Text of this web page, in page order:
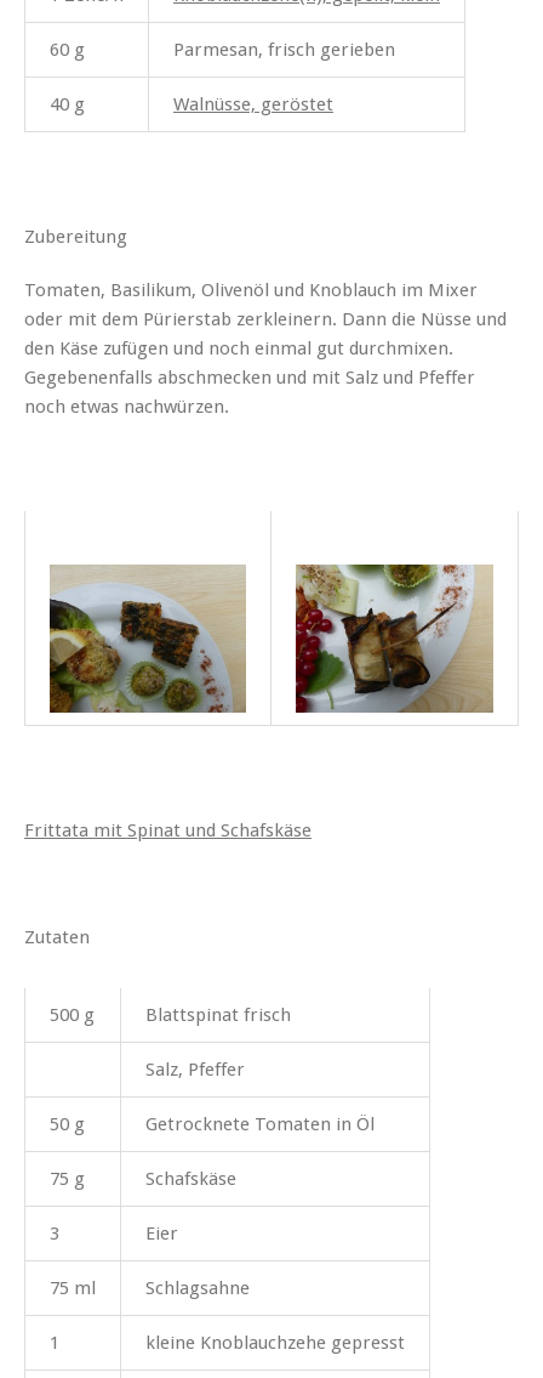
60 g Parmesan, frisch gerieben
40 g Walnüsse, geröstet
Zubereitung
Tomaten, Basilikum, Olivenöl und Knoblauch im Mixer
oder mit dem Pürierstab zerkleinern. Dann die Nüsse und
den Käse zufügen und noch einmal gut durchmixen.
Gegebenenfalls abschmecken und mit Salz und Pfeffer
noch etwas nachwürzen.
Frittata mit Spinat und Schafskäse
Zutaten
500 g Blattspinat frisch
Salz, Pfeffer
50 g Getrocknete Tomaten in Öl
75 g Schafskäse
3 Eier
75 ml Schlagsahne
1 kleine Knoblauchzehe gepresst